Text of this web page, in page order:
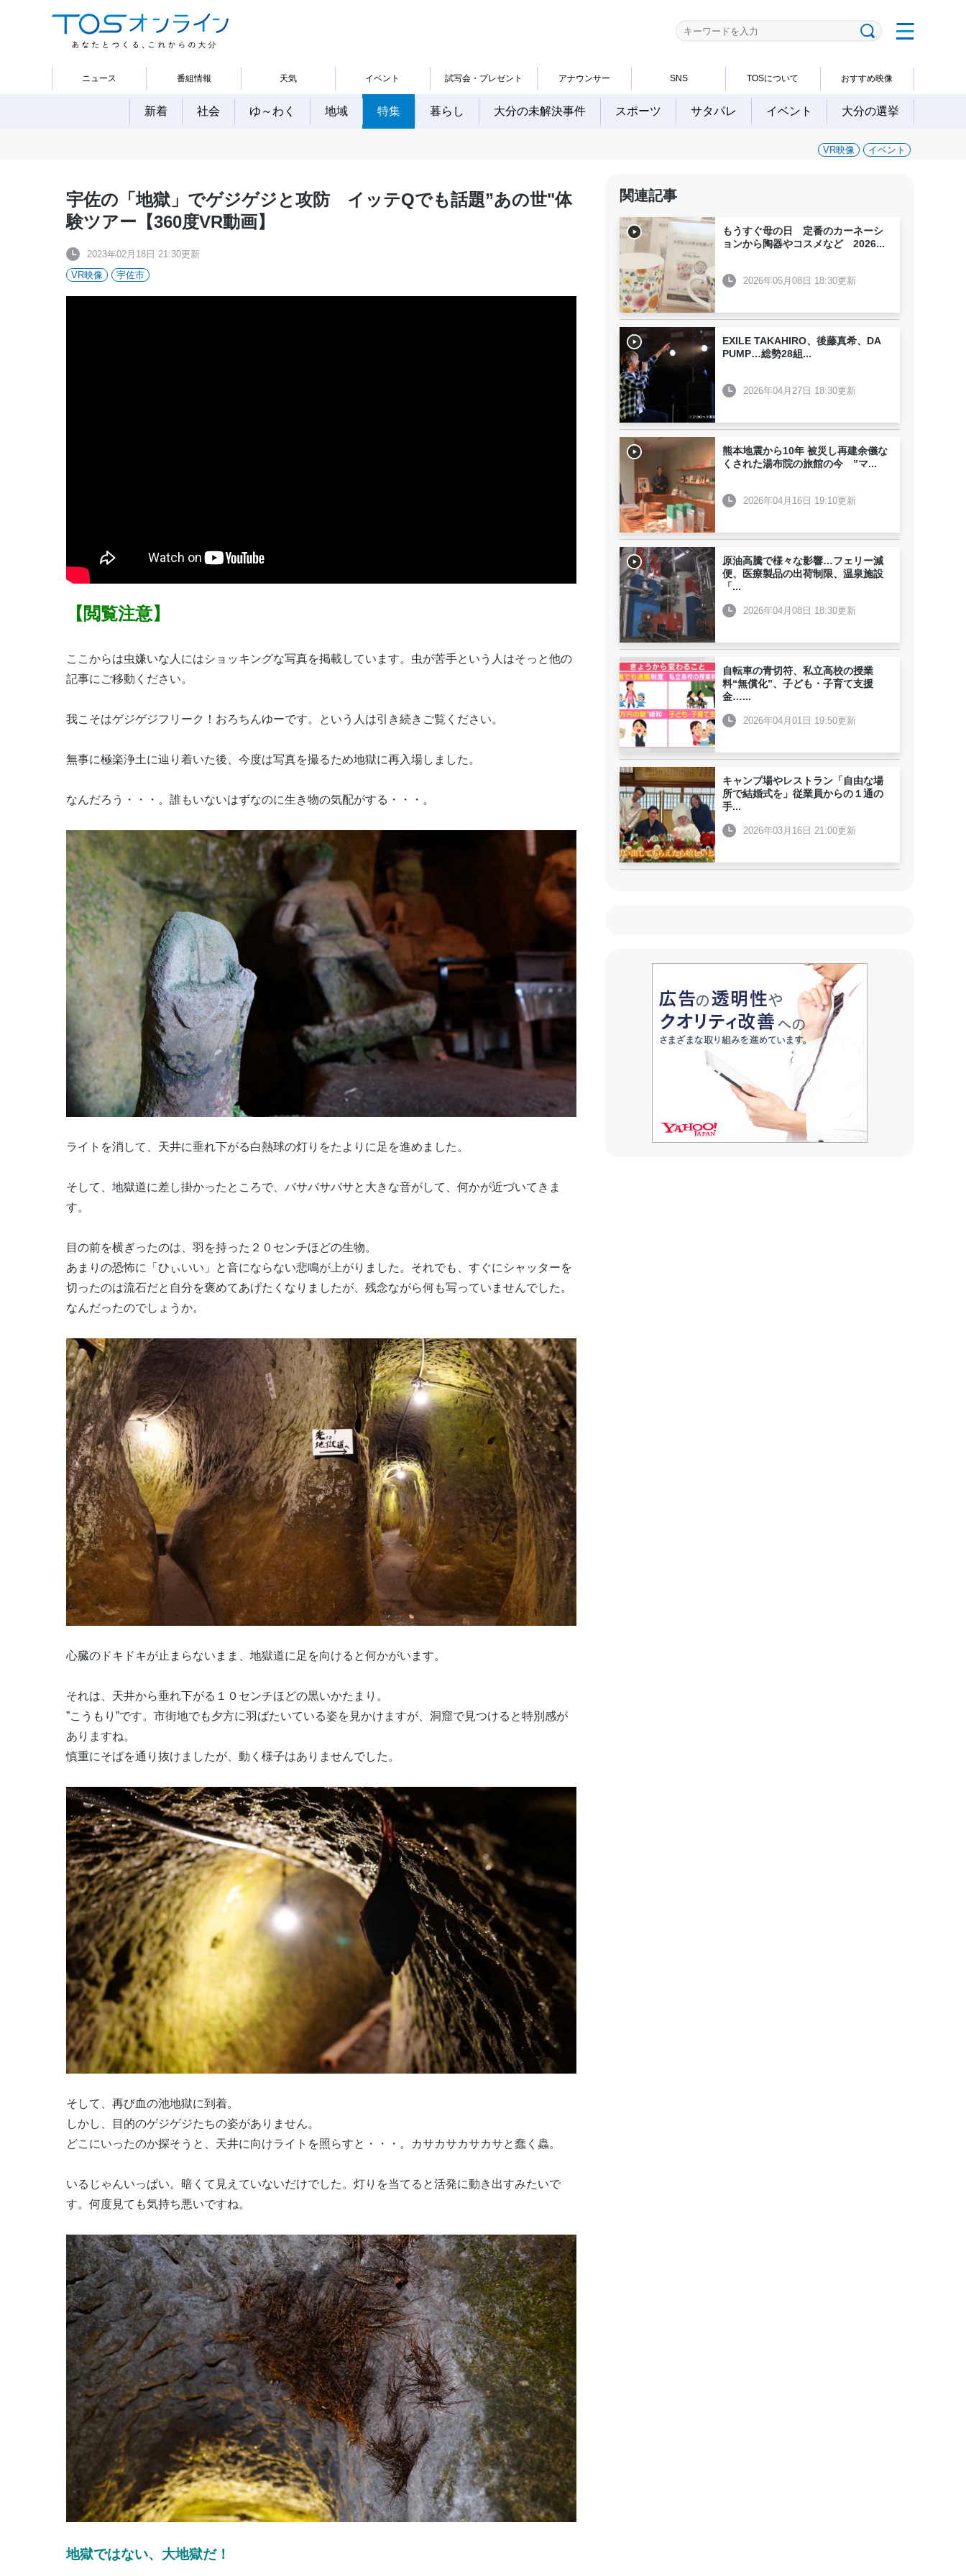
ニュース 番組情報 天気 イベント 試写会・プレゼント アナウンサー SNS TOSについて おすすめ映像
新着 社会 ゆ～わく 地域 特集 暮らし 大分の未解決事件 スポーツ サタパレ イベント 大分の選挙
VR映像 イベント
宇佐の「地獄」でゲジゲジと攻防 イッテQでも話題”あの世"体
験ツアー【360度VR動画】
2023年02月18日 21:30更新
VR映像
宇佐市
【閲覧注意】
ここからは虫嫌いな人にはショッキングな写真を掲載しています。虫が苦手という人はそっと他の
記事にご移動ください。
我こそはゲジゲジフリーク！おろちんゆーです。という人は引き続きご覧ください。
無事に極楽浄土に辿り着いた後、今度は写真を撮るため地獄に再入場しました。
なんだろう・・・。誰もいないはずなのに生き物の気配がする・・・。
ライトを消して、天井に垂れ下がる白熱球の灯りをたよりに足を進めました。
そして、地獄道に差し掛かったところで、バサバサバサと大きな音がして、何かが近づいてきま
す。
目の前を横ぎったのは、羽を持った２０センチほどの生物。
あまりの恐怖に「ひぃいい」と音にならない悲鳴が上がりました。それでも、すぐにシャッターを
切ったのは流石だと自分を褒めてあげたくなりましたが、残念ながら何も写っていませんでした。
なんだったのでしょうか。
心臓のドキドキが止まらないまま、地獄道に足を向けると何かがいます。
それは、天井から垂れ下がる１０センチほどの黒いかたまり。
”こうもり”です。市街地でも夕方に羽ばたいている姿を見かけますが、洞窟で見つけると特別感が
ありますね。
慎重にそばを通り抜けましたが、動く様子はありませんでした。
そして、再び血の池地獄に到着。
しかし、目的のゲジゲジたちの姿がありません。
どこにいったのか探そうと、天井に向けライトを照らすと・・・。カサカサカサカサと蠢く蟲。
いるじゃんいっぱい。暗くて見えていないだけでした。灯りを当てると活発に動き出すみたいで
す。何度見ても気持ち悪いですね。
地獄ではない、大地獄だ！
関連記事
もうすぐ母の日 定番のカーネーシ
ョンから陶器やコスメなど 2026...
2026年05月08日 18:30更新
EXILE TAKAHIRO、後藤真希、DA
PUMP…総勢28組 ...
2026年04月27日 18:30更新
熊本地震から10年 被災し再建余儀な
くされた湯布院の旅館の今 ”マ...
2026年04月16日 19:10更新
原油高騰で様々な影響…フェリー減
便、医療製品の出荷制限、温泉施設
「...
2026年04月08日 18:30更新
自転車の青切符、私立高校の授業
料“無償化”、子ども・子育て支援
金…...
2026年04月01日 19:50更新
キャンプ場やレストラン「自由な場
所で結婚式を」従業員からの１通の
手...
2026年03月16日 21:00更新